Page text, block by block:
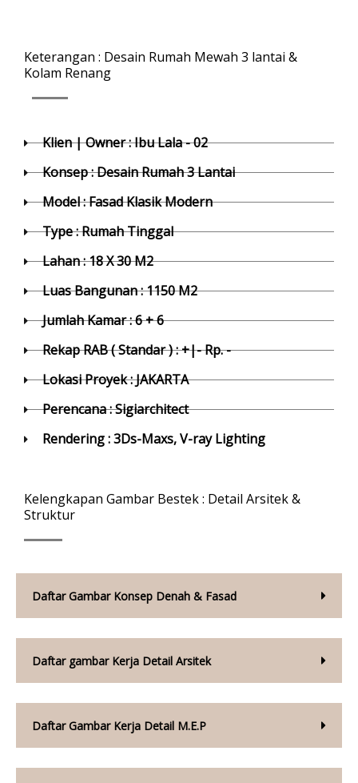
Keterangan : Desain Rumah Mewah 3 lantai &
Kolam Renang
Klien | Owner : Ibu Lala - 02
Konsep : Desain Rumah 3 Lantai
Model : Fasad Klasik Modern
Type : Rumah Tinggal
Lahan : 18 X 30 M2
Luas Bangunan : 1150 M2
Jumlah Kamar : 6 + 6
Rekap RAB ( Standar ) : +|- Rp. -
Lokasi Proyek : JAKARTA
Perencana : Sigiarchitect
Rendering : 3Ds-Maxs, V-ray Lighting
Kelengkapan Gambar Bestek : Detail Arsitek &
Struktur
Daftar Gambar Konsep Denah & Fasad
Daftar gambar Kerja Detail Arsitek
Daftar Gambar Kerja Detail M.E.P